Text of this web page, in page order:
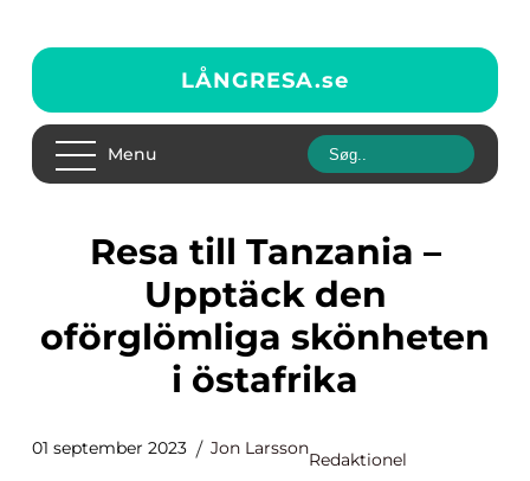
LÅNGRESA.se
Menu
Resa till Tanzania –
Upptäck den
oförglömliga skönheten
i östafrika
01 september 2023 Jon Larsson
Redaktionel